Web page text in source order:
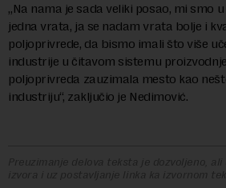
„Na nama je sada veliki posao, mi smo
jedna vrata, ja se nadam vrata bolje i
poljoprivrede, da bismo imali što više
industrije u čitavom sistemu
poljoprivreda zauzimala mesto kao
industriju“, zaključio je Nedimović.
Preuzimanje delova teksta je dozvoljeno, ali
izvora i uz postavljanje linka ka izvornom